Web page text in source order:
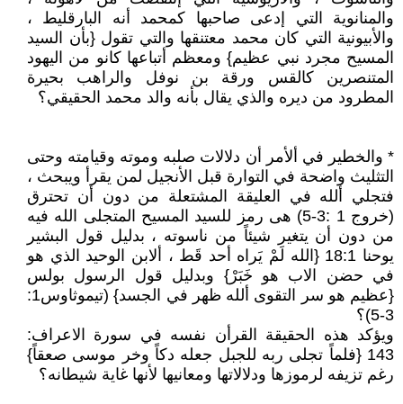
والمنانوية التي إدعى صاحبها كمحمد أنه البارقليط ،
والأبيونية التي كان محمد معتنقها والتي تقول {بأن السيد
المسيح مجرد نبي عظيم} ومعظم أتباعها كانو من اليهود
المتنصرين كالقس ورقة بن نوفل والراهب بحيرة
المطرود من ديره والذي يقال بأنه والد محمد الحقيقي؟
* والخطير في ألأمر أن دلالات صلبه وموته وقيامته وحتى
التثليث واضحة في التوارة قبل الأنجيل لمن يقرأ ويبحث ،
فتجلي ألله في العليقة المشتعلة من دون أن تحترق
(خروج 1 :3-5) هى رمز للسيد المسيح المتجلى الله فيه
من دون أن يتغير شيئاً من ناسوته ، بدليل قول البشير
يوحنا 18:1 {الله لَمْ يَراه أحد قَط ، ألابن الوحيد الذي هو
في حضن الاب هو خَبَرْ} وبدليل قول الرسول بولس
{عظيم هو سر التقوى ألله ظهر في الجسد} (تيموثاوس1:
3-5)؟
ويؤكد هذه الحقيقة القرأن نفسه في سورة الاعراف:
143 {فلماً تجلى ربه للجبل جعله دكاً وخر موسى صعقاً}
رغم تزيفه لرموزها ودلالاتها ومعانيها لأنها غاية شيطانه؟